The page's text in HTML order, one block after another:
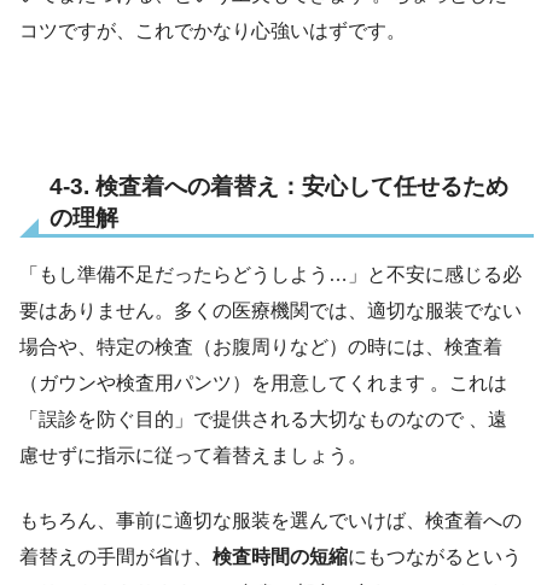
コツですが、これでかなり心強いはずです。
4-3. 検査着への着替え：安心して任せるため
の理解
「もし準備不足だったらどうしよう…」と不安に感じる必
要はありません。多くの医療機関では、適切な服装でない
場合や、特定の検査（お腹周りなど）の時には、検査着
（ガウンや検査用パンツ）を用意してくれます 。これは
「誤診を防ぐ目的」で提供される大切なものなので 、遠
慮せずに指示に従って着替えましょう。
もちろん、事前に適切な服装を選んでいけば、検査着への
着替えの手間が省け、 検査時間の短縮にもつながるという